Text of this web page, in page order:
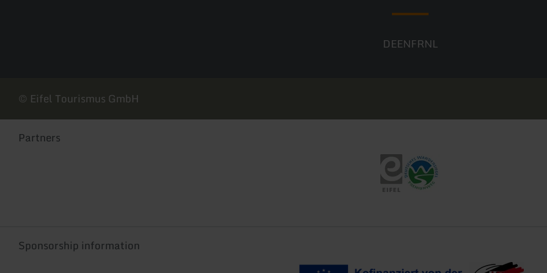
DEENFRNL
© Eifel Tourismus GmbH
Partners
Eifel Tourismus
Deutsches Wandersiegel
Sponsorship information
Ko-Finanziert von der EU Landeswappen